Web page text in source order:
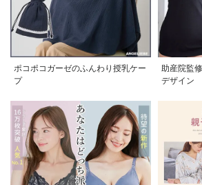
ポコポコガーゼのふんわり授乳ケー
プ
助産院監
デザイン